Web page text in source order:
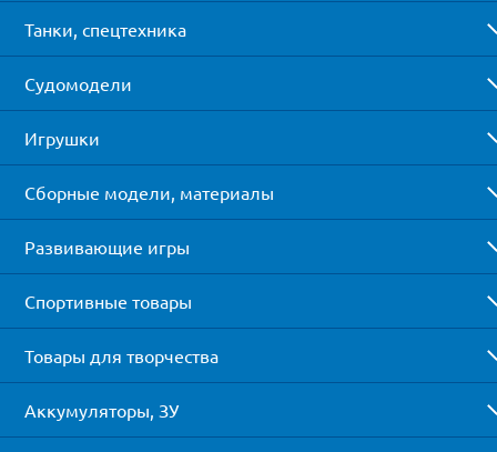
Танки, спецтехника
Судомодели
Игрушки
Сборные модели, материалы
Развивающие игры
Спортивные товары
Товары для творчества
Аккумуляторы, ЗУ